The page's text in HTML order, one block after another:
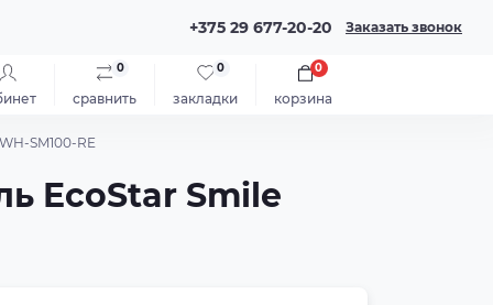
+375 29 677-20-20 Заказать звонок
сравнить
0
закладки
0
корзина
0
SM100-RE
EcoStar Smile